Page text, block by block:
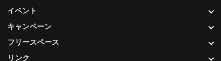
イベント
キャンペーン
フリースペース
リンク